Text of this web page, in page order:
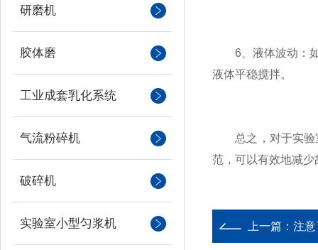
研磨机
胶体磨
工业成套乳化系统
气流粉碎机
破碎机
实验室小型匀浆机
6、液体波动：如
液体平稳搅拌。
总之，对于实验室
范，可以有效地减
上一篇： 注意